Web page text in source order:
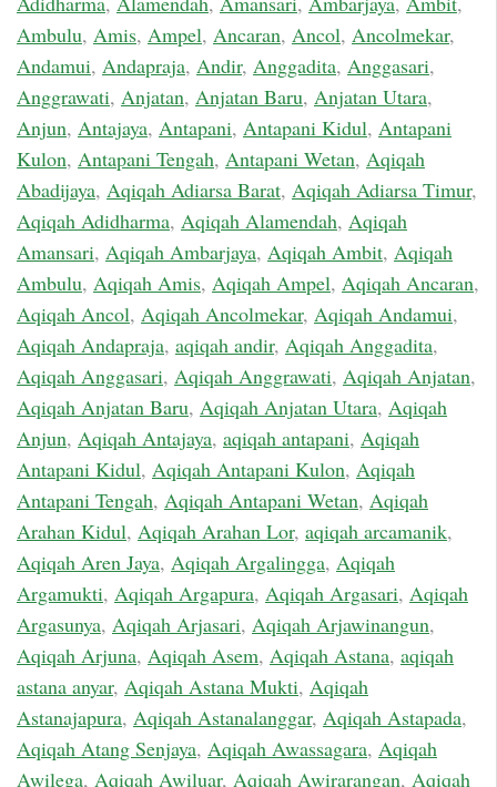
Ambulu, Amis, Ampel, Ancaran, Ancol, Ancolmekar,
Andamui, Andapraja, Andir, Anggadita, Anggasari,
Anggrawati, Anjatan, Anjatan Baru, Anjatan Utara,
Anjun, Antajaya, Antapani, Antapani Kidul, Antapani
Kulon, Antapani Tengah, Antapani Wetan, Aqiqah
Abadijaya, Aqiqah Adiarsa Barat, Aqiqah Adiarsa Timur,
Aqiqah Adidharma, Aqiqah Alamendah, Aqiqah
Amansari, Aqiqah Ambarjaya, Aqiqah Ambit, Aqiqah
Ambulu, Aqiqah Amis, Aqiqah Ampel, Aqiqah Ancaran,
Aqiqah Ancol, Aqiqah Ancolmekar, Aqiqah Andamui,
Aqiqah Andapraja, aqiqah andir, Aqiqah Anggadita,
Aqiqah Anggasari, Aqiqah Anggrawati, Aqiqah Anjatan,
Aqiqah Anjatan Baru, Aqiqah Anjatan Utara, Aqiqah
Anjun, Aqiqah Antajaya, aqiqah antapani, Aqiqah
Antapani Kidul, Aqiqah Antapani Kulon, Aqiqah
Antapani Tengah, Aqiqah Antapani Wetan, Aqiqah
Arahan Kidul, Aqiqah Arahan Lor, aqiqah arcamanik,
Aqiqah Aren Jaya, Aqiqah Argalingga, Aqiqah
Argamukti, Aqiqah Argapura, Aqiqah Argasari, Aqiqah
Argasunya, Aqiqah Arjasari, Aqiqah Arjawinangun,
Aqiqah Arjuna, Aqiqah Asem, Aqiqah Astana, aqiqah
astana anyar, Aqiqah Astana Mukti, Aqiqah
Astanajapura, Aqiqah Astanalanggar, Aqiqah Astapada,
Aqiqah Atang Senjaya, Aqiqah Awassagara, Aqiqah
Awilega, Aqiqah Awiluar, Aqiqah Awirarangan, Aqiqah